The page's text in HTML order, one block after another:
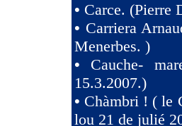
• Carce. (Pierre
• Carriera
Menerbes. )
• Cauche-
15.3.2007.)
• Chàmbri ! ( le
lou 21 de julié